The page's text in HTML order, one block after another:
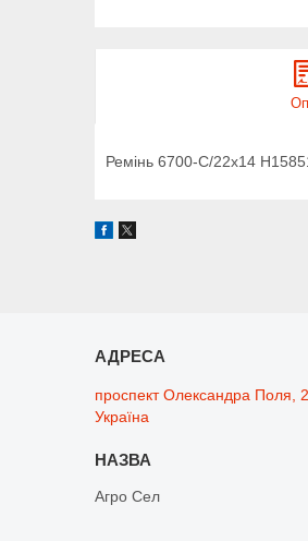
Ремінь 6700-C/22x14
проспект Олександра Поля,
Україна
Агро Сел